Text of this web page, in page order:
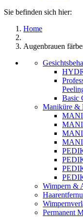
Sie befinden sich hier:
Home
Augenbrauen
Basic
Maniküre &
Wimpern &
Permanent